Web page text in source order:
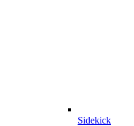
Sidekick